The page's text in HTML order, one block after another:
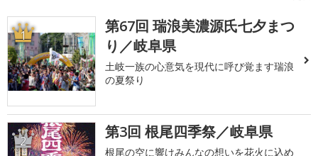
1
第67回 瑞浪美濃源氏七夕まつ
り／岐阜県
土岐一族の心意気を現代に呼び覚ます瑞浪
の夏祭り
2 第3回 根尾四季祭／岐阜県
根尾の空に響けみんなの想いを花火に込め